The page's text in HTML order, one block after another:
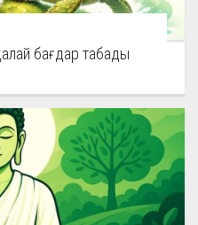
бағдар табады